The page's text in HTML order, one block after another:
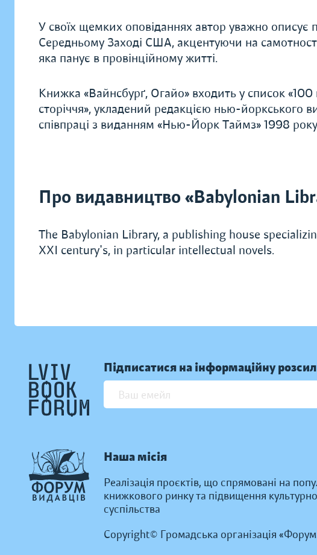
У своїх щемких оповіданнях автор уважно описує
Середньому Заході США, акцентуючи на
яка панує в провінційному житті.
Книжка «Вайнсбурґ, Огайо» входить у список
сторіччя», укладений редакцією нью-йоркського
співпраці з виданням «Нью-Йорк Таймз» 1998
Про видавництво «Babylonian
The Babylonian Library, a publishing house
XXI century's, in particular intellectual novels.
Підписатися на інформаційну
Наша місія
Реалізація проєктів, що спрямовані на
книжкового ринку та підвищення
суспільства
Copyright© Громадська організація